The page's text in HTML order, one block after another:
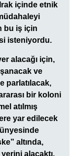
içinde etnik
bu iş için
isteniyordu.
alacağı için,
ve
parlatılacak,
bir koloni
atılmış
yar edilecek
altında,
yerini alacaktı.